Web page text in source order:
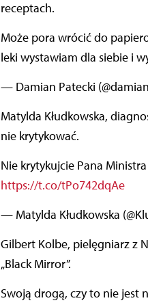
receptach.
Może pora wrócić do papierowych recept, nie chcę żeby minister zdrowia mógł sprawdzać jakie
leki wystawiam dla siebie i
— Damian Patecki
Matylda Kłudkowska,
nie krytykować.
Nie krytykujcie Pana
https://t.co/tPo742dqAe
— Matylda Kłudkowska
Gilbert Kolbe, pielęgniarz z
„Black Mirror”.
Swoją drogą, czy to nie jest niepokojące, że polityk, który nie ma z medycyną nic wspólnego,